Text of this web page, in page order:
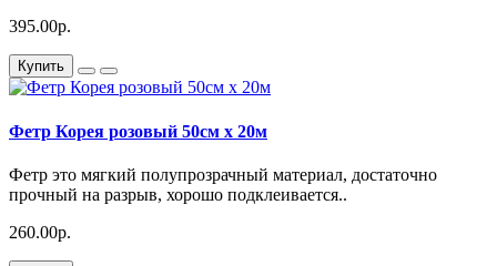
395.00р.
Купить
Фетр Корея розовый 50см x 20м
Фетр это мягкий полупрозрачный материал, достаточно
прочный на разрыв, хорошо подклеивается..
260.00р.